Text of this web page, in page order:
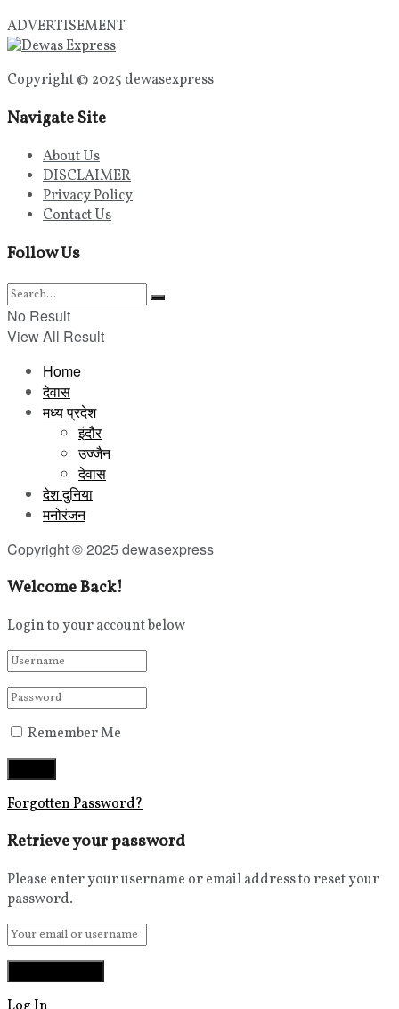
ADVERTISEMENT
Copyright © 2025 dewasexpress
Navigate Site
About Us
DISCLAIMER
Privacy Policy
Contact Us
Follow Us
No Result
View All Result
Home
देवास
मध्य प्रदेश
इंदौर
उज्जैन
देवास
देश दुनिया
मनोरंजन
Copyright © 2025 dewasexpress
Welcome Back!
Login to your account below
Remember Me
Forgotten Password?
Retrieve your password
Please enter your username or email address to reset your
password.